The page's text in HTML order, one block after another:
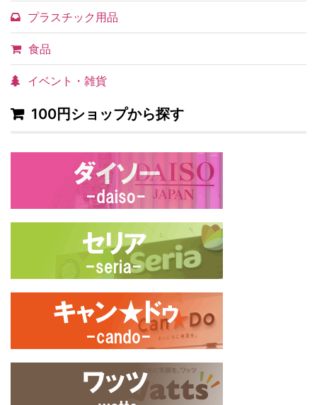
プラスチック用品
食品
イベント・雑貨
100円ショップから探す